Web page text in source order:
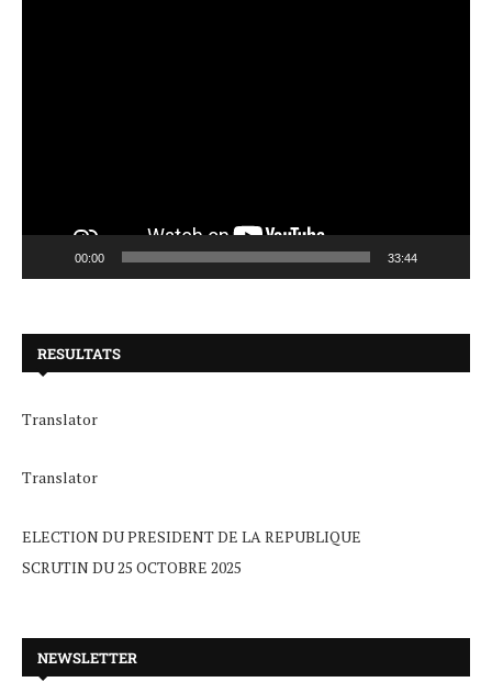
00:00 33:44
RESULTATS
Translator
Translator
ELECTION DU PRESIDENT DE LA REPUBLIQUE
SCRUTIN DU 25 OCTOBRE 2025
NEWSLETTER